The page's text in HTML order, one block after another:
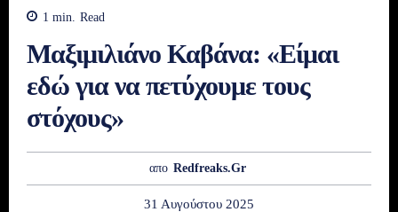
1 min. Read
Μαξιμιλιάνο Καβάνα: «Είμαι
εδώ για να πετύχουμε τους
στόχους»
απο Redfreaks.gr
31 Αυγούστου 2025